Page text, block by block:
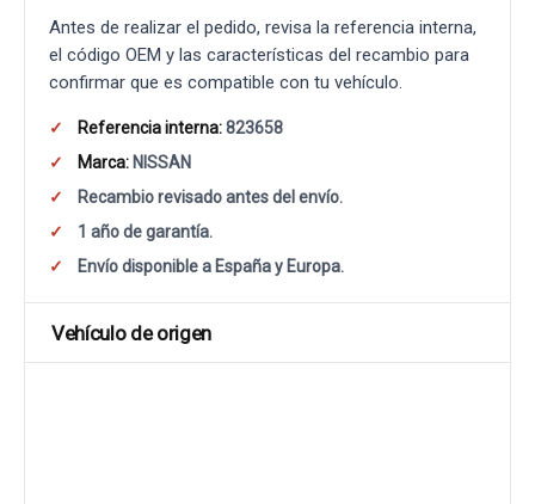
Antes de realizar el pedido, revisa la referencia interna,
el código OEM y las características del recambio para
confirmar que es compatible con tu vehículo.
Referencia interna:823658
Marca: NISSAN
Recambio revisado antes del envío.
1 año de garantía.
Envío disponible a España y Europa.
Vehículo de origen